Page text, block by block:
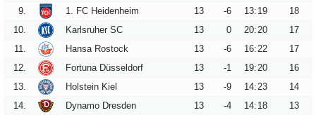
Sachsen-
Pokalspiele
Erzgebirgsstadion
Stadionchronik
9.
1. FC Heidenheim 13 -6 13: 19
18
10.
Karlsruher SC 13 0 20:20
17
11.
Hansa Rostock 13 -6 16:22
17
12.
Fortuna Düsseldorf 13 -1 19:20
16
13.
Holstein Kiel 13 -9 14:23
14
14.
Dynamo Dresden 13 -4 14: 18
13